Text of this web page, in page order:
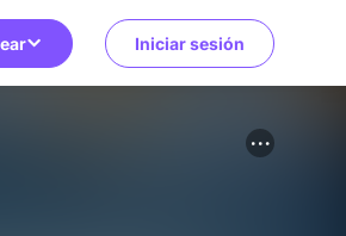
Iniciar sesión